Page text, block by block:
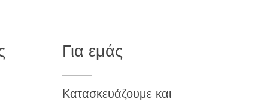
Για εμάς
Κατασκευάζουμε και